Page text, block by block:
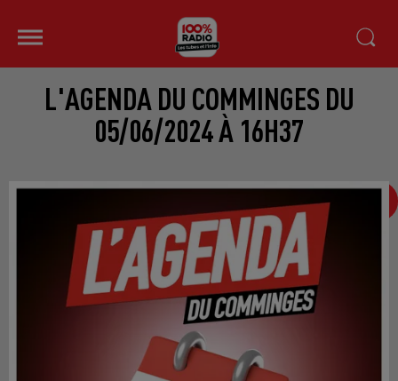
L'AGENDA DU COMMINGES DU
05/06/2024 À 16H37